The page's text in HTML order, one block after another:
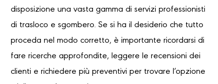
disposizione una vasta gamma di servizi professionisti
di trasloco e sgombero. Se si ha il desiderio che tutto
proceda nel modo corretto, è importante ricordarsi di
fare ricerche approfondite, leggere le recensioni dei
clienti e richiedere più preventivi per trovare l’opzione